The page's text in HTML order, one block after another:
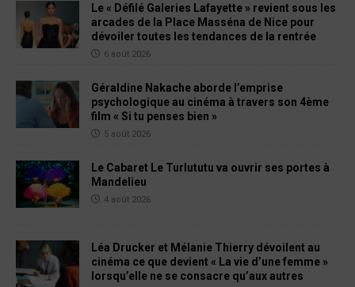
Le « Défilé Galeries Lafayette » revient sous les
arcades de la Place Masséna de Nice pour
dévoiler toutes les tendances de la rentrée
6 août 2026
Géraldine Nakache aborde l’emprise
psychologique au cinéma à travers son 4ème
film « Si tu penses bien »
5 août 2026
Le Cabaret Le Turlututu va ouvrir ses portes à
Mandelieu
4 août 2026
Léa Drucker et Mélanie Thierry dévoilent au
cinéma ce que devient « La vie d’une femme »
lorsqu’elle ne se consacre qu’aux autres